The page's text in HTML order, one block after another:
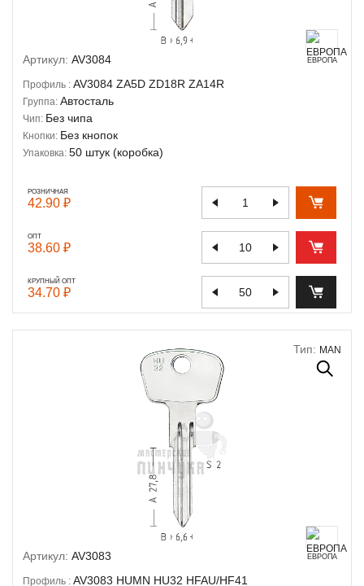
Артикул: AV3084 ЕВРОПА
Профиль : AV3084 ZA5D ZD18R ZA14R
Группа: Автосталь
Чип: Без чипа
Кнопки: Без кнопок
Упаковка: 50 штук (коробка)
РОЗНИЧНАЯ
42.90 ₽
ОПТ
38.60 ₽
КРУПНЫЙ ОПТ
34.70 ₽
Тип: MAN
Артикул: AV3083 ЕВРОПА
Профиль : AV3083 HUMN HU32 HFAU/HF41